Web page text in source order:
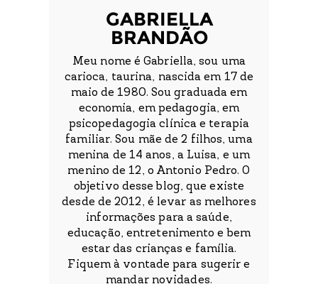
GABRIELLA
BRANDÃO
Meu nome é Gabriella, sou uma
carioca, taurina, nascida em 17 de
maio de 1980. Sou graduada em
economia, em pedagogia, em
psicopedagogia clínica e terapia
familiar. Sou mãe de 2 filhos, uma
menina de 14 anos, a Luisa, e um
menino de 12, o Antonio Pedro. O
objetivo desse blog, que existe
desde de 2012, é levar as melhores
informações para a saúde,
educação, entretenimento e bem
estar das crianças e família.
Fiquem à vontade para sugerir e
mandar novidades.